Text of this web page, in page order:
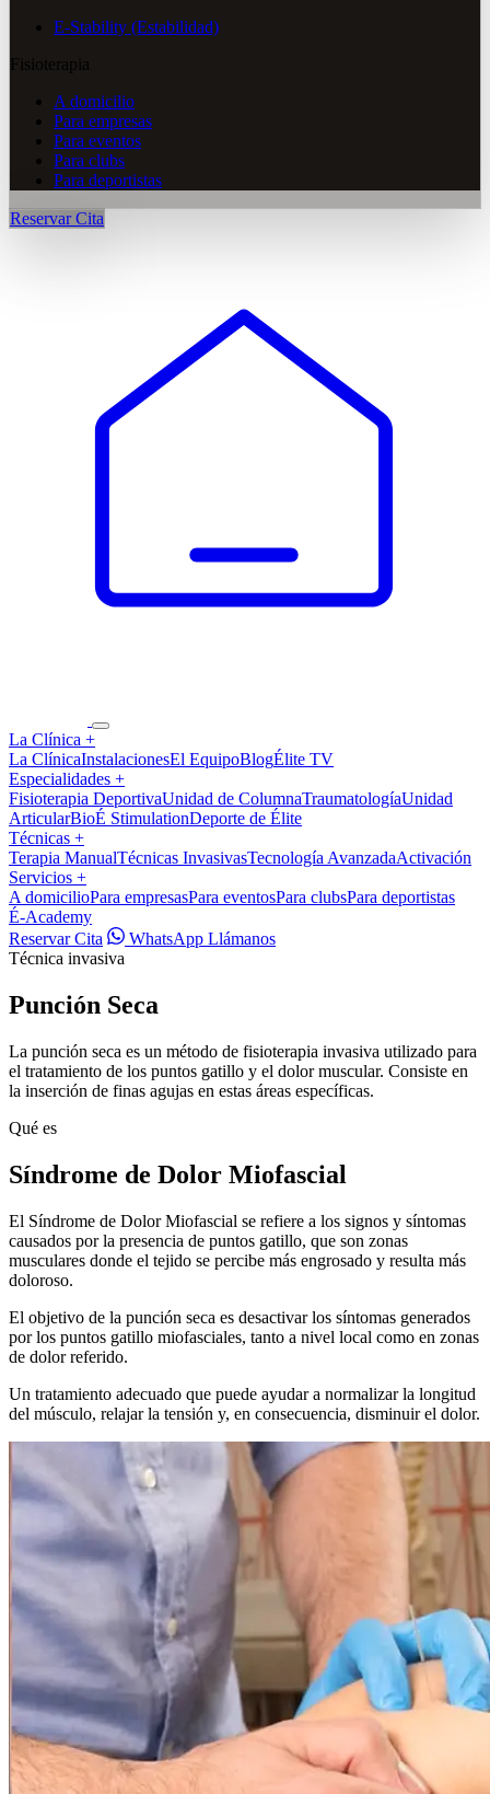
E-Stability (Estabilidad)
Fisioterapia
A domicilio
Para empresas
Para eventos
Para clubs
Para deportistas
Reservar Cita
La Clínica +
La ClínicaInstalacionesEl EquipoBlogÉlite TV
Especialidades +
Fisioterapia DeportivaUnidad de ColumnaTraumatologíaUnidad
ArticularBioÉ StimulationDeporte de Élite
Técnicas +
Terapia ManualTécnicas InvasivasTecnología AvanzadaActivación
Servicios +
A domicilioPara empresasPara eventosPara clubsPara deportistas
É-Academy
Reservar Cita
WhatsApp Llámanos
Técnica invasiva
Punción Seca
La punción seca es un método de fisioterapia invasiva utilizado para
el tratamiento de los puntos gatillo y el dolor muscular. Consiste en
la inserción de finas agujas en estas áreas específicas.
Qué es
Síndrome de Dolor Miofascial
El Síndrome de Dolor Miofascial se refiere a los signos y síntomas
causados por la presencia de puntos gatillo, que son zonas
musculares donde el tejido se percibe más engrosado y resulta más
doloroso.
El objetivo de la punción seca es desactivar los síntomas generados
por los puntos gatillo miofasciales, tanto a nivel local como en zonas
de dolor referido.
Un tratamiento adecuado que puede ayudar a normalizar la longitud
del músculo, relajar la tensión y, en consecuencia, disminuir el dolor.